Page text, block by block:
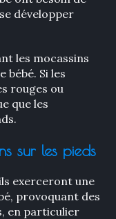
développer
les mocassins
bébé. Si les
rouges ou
que les
sur les pieds
exerceront une
provoquant des
en particulier